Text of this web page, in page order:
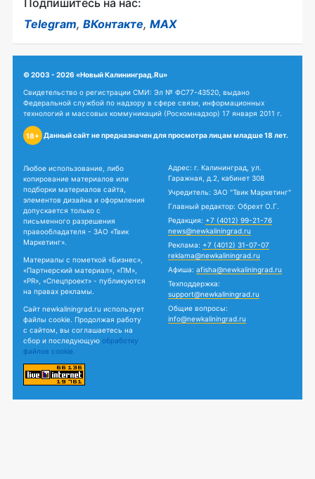
Подпишитесь на нас:
Telegram, ВКонтакте, MAX
© 2003 - 2026 «Новый Калининград.Ru»
Свидетельство о регистрации СМИ: Эл № ФС77-43520, выдано
Федеральной службой по надзору в сфере связи, информационных
технологий и массовых коммуникаций (Роскомнадзор) 17 января 2011 г.
18+ Данный сайт не предназначен для просмотра лицам младше 18 лет.
Любое использование, либо
копирование материалов или
подборки материалов сайта,
элементов дизайна и оформления
допускается только с
письменного разрешения
правообладателя - ЗАО «Твик
Маркетинг».
Материалы с пометкой «Бизнес»,
«Партнерский материал», «ПМ»,
«PR», «Спецпроект» - публикуются
на правах рекламы.
Сайт newkaliningrad.ru использует
файлы cookie. Продолжая работу
с сайтом, вы соглашаетесь на
сбор и последующую обработку
файлов cookie.
Адрес: г. Калининград, ул.
Гаражная, д.2, кабинет 308
Учредитель: ЗАО "Твик Маркетинг"
Главный редактор: Обрехт О.Г.
Редакция: +7 (4012) 99-21-76
news@newkaliningrad.ru
Реклама: +7 (4012) 31-07-07
reklama@newkaliningrad.ru
Афиша: afisha@newkaliningrad.ru
Техподдержка:
support@newkaliningrad.ru
Общие вопросы:
info@newkaliningrad.ru